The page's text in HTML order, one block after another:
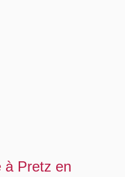
à Pretz en